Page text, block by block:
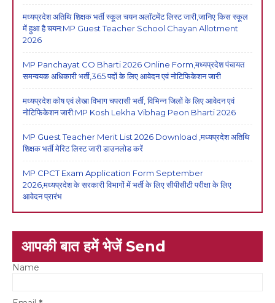
मध्यप्रदेश अतिथि शिक्षक भर्ती स्कूल चयन अलॉटमेंट लिस्ट जारी,जानिए किस स्कूल
में हुआ है चयन:MP Guest Teacher School Chayan Allotment
2026
MP Panchayat CO Bharti 2026 Online Form,मध्यप्रदेश पंचायत
समन्वयक अधिकारी भर्ती,365 पदों के लिए आवेदन एवं नोटिफिकेशन जारी
मध्यप्रदेश कोष एवं लेखा विभाग चपरासी भर्ती, विभिन्न जिलों के लिए आवेदन एवं
नोटिफिकेशन जारी:MP Kosh Lekha Vibhag Peon Bharti 2026
MP Guest Teacher Merit List 2026 Download ,मध्यप्रदेश अतिथि
शिक्षक भर्ती मेरिट लिस्ट जारी डाउनलोड करें
MP CPCT Exam Application Form September
2026,मध्यप्रदेश के सरकारी विभागों में भर्ती के लिए सीपीसीटी परीक्षा के लिए
आवेदन प्रारंभ
आपकी बात हमें भेजें Send
Name